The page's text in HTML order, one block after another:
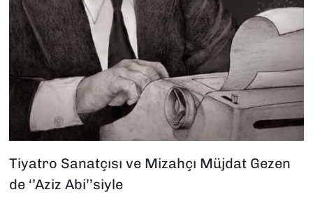
Tiyatro Sanatçısı ve Mizahçı Müjdat Gezen
de ‘’Aziz Abi’’siyle